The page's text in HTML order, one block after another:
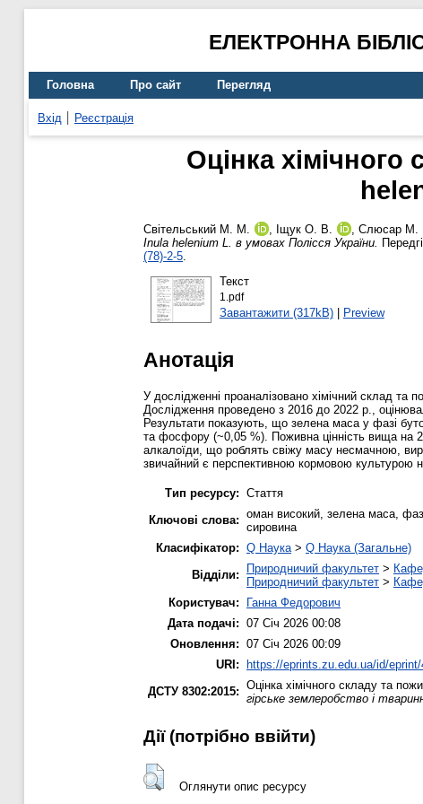
ЕЛЕКТРОННА
Головна Про сайт Перегляд
Вхід Реєстрація
Оцінка хімічного
Світельський М. М. , Іщук О. В. , Слюсар М.
Inula helenium L. в умовах Полісся України.
(78)-2-5.
Текст
1.pdf
Завантажити (317kB)| Preview
Анотація
У дослідженні проаналізовано хімічний склад та
Дослідження проведено з 2016 до 2022 р.,
Результати показують, що зелена маса у фазі
та фосфору (~0,05 %). Поживна цінність вища на
алкалоїди, що роблять свіжу масу несмачною,
звичайний є перспективною кормовою культурою
Тип ресурсу: Стаття
Ключові слова: оман високий, зелена маса,
сировина
Класифікатор: Q Наука > Q Наука (Загальне)
Відділи:
Природничий факультет >
Природничий факультет >
Користувач:
Ганна Федорович
Дата подачі: 07 Січ 2026 00:08
Оновлення: 07 Січ 2026 00:09
URI: https://eprints.zu.edu.ua/id/eprint/
ДСТУ 8302:2015: Оцінка хімічного складу та
гірське землеробство і
Дії ​​(потрібно ввійти)
Оглянути опис ресурсу